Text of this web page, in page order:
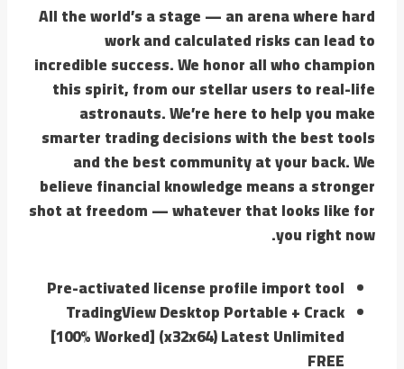
All the world’s a stage — an arena where hard
work and calculated risks can lead to
incredible success. We honor all who champion
this spirit, from our stellar users to real-life
astronauts. We’re here to help you make
smarter trading decisions with the best tools
and the best community at your back. We
believe financial knowledge means a stronger
shot at freedom — whatever that looks like for
you right now.
Pre-activated license profile import tool
TradingView Desktop Portable + Crack
[100% Worked] (x32x64) Latest Unlimited
FREE